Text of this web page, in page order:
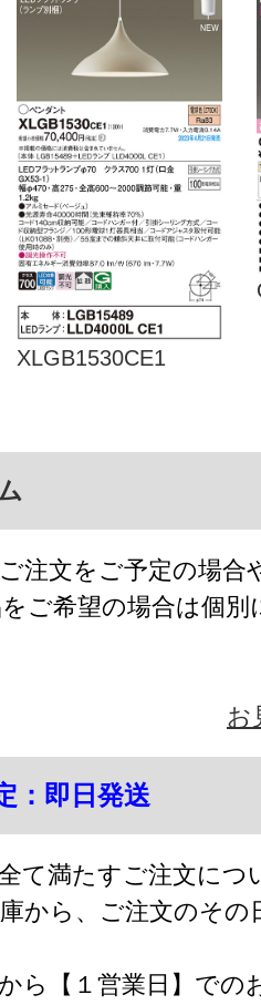
XLGB1530CE1
注文をご予定の場合
ご希望の場合は個別
お
：即日発送
満たすご注文につ
庫から、ご注文のそ
ら【１営業日】での